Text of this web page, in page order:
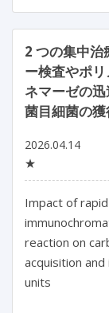
2 つの集中治
ー検査やポ
ネマーゼの
菌目細菌の
2026.04.14
★
Impact of
reaction on
acquisition
units